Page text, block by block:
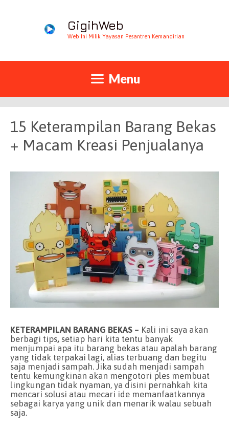
GigihWeb
Web Ini Milik Yayasan Pesantren Kemandirian
Menu
15 Keterampilan Barang Bekas
+ Macam Kreasi Penjualanya
KETERAMPILAN BARANG BEKAS – Kali ini saya akan
berbagi tips, setiap hari kita tentu banyak
menjumpai apa itu barang bekas atau apalah barang
yang tidak terpakai lagi, alias terbuang dan begitu
saja menjadi sampah. Jika sudah menjadi sampah
tentu kemungkinan akan mengotori ples membuat
lingkungan tidak nyaman, ya disini pernahkah kita
mencari solusi atau mecari ide memanfaatkannya
sebagai karya yang unik dan menarik walau sebuah
saja.